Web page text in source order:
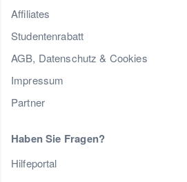
Affiliates
Studentenrabatt
AGB, Datenschutz & Cookies
Impressum
Partner
Haben Sie Fragen?
Hilfeportal